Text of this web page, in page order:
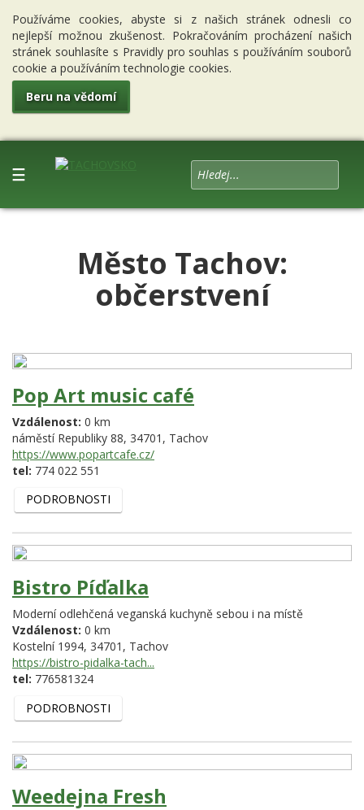
Používáme cookies, abyste si z našich stránek odnesli co
nejlepší možnou zkušenost. Pokračováním procházení našich
stránek souhlasíte s Pravidly pro souhlas s používáním souborů
cookie a používáním technologie cookies.
Beru na vědomí
☰
Město Tachov:
občerstvení
Pop Art music café
Vzdálenost: 0 km
náměstí Republiky 88, 34701, Tachov
https://www.popartcafe.cz/
tel: 774 022 551
PODROBNOSTI
Bistro Píďalka
Moderní odlehčená veganská kuchyně sebou i na místě
Vzdálenost: 0 km
Kostelní 1994, 34701, Tachov
https://bistro-pidalka-tach...
tel: 776581324
PODROBNOSTI
Weedejna Fresh